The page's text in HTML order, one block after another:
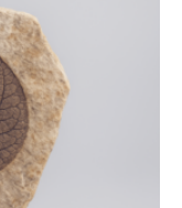
bislang
des
Bäckerhefe
der für die
ist. Die
der